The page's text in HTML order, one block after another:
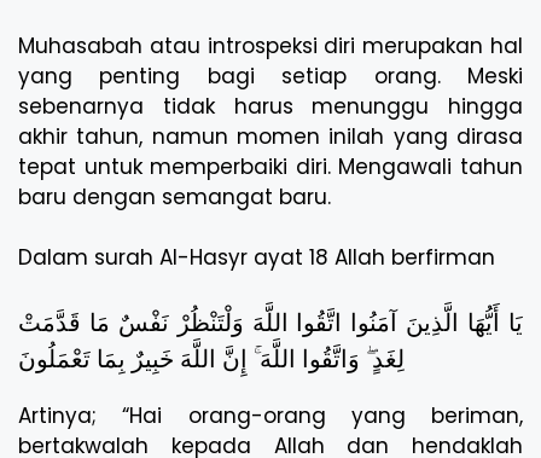
Muhasabah atau introspeksi diri merupakan hal
yang penting bagi setiap orang. Meski
sebenarnya tidak harus menunggu hingga
akhir tahun, namun momen inilah yang dirasa
tepat untuk memperbaiki diri. Mengawali tahun
baru dengan semangat baru.
Dalam surah Al-Hasyr ayat 18 Allah berfirman
يَا أَيُّهَا الَّذِينَ آمَنُوا اتَّقُوا اللَّهَ وَلْتَنْظُرْ نَفْسٌ مَا قَدَّمَتْ
لِغَدٍ ۖ وَاتَّقُوا اللَّهَ ۚ إِنَّ اللَّهَ خَبِيرٌ بِمَا تَعْمَلُونَ
Artinya; “Hai orang-orang yang beriman,
bertakwalah kepada Allah dan hendaklah